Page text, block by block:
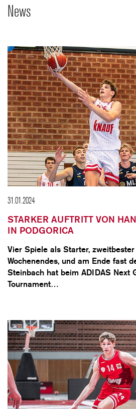
News
31.01.2024
STARKER AUFTRITT VON
IN PODGORICA
Vier Spiele als Starter,
Wochenendes, und am Ende fast
Steinbach hat beim ADIDAS Next
Tournament…